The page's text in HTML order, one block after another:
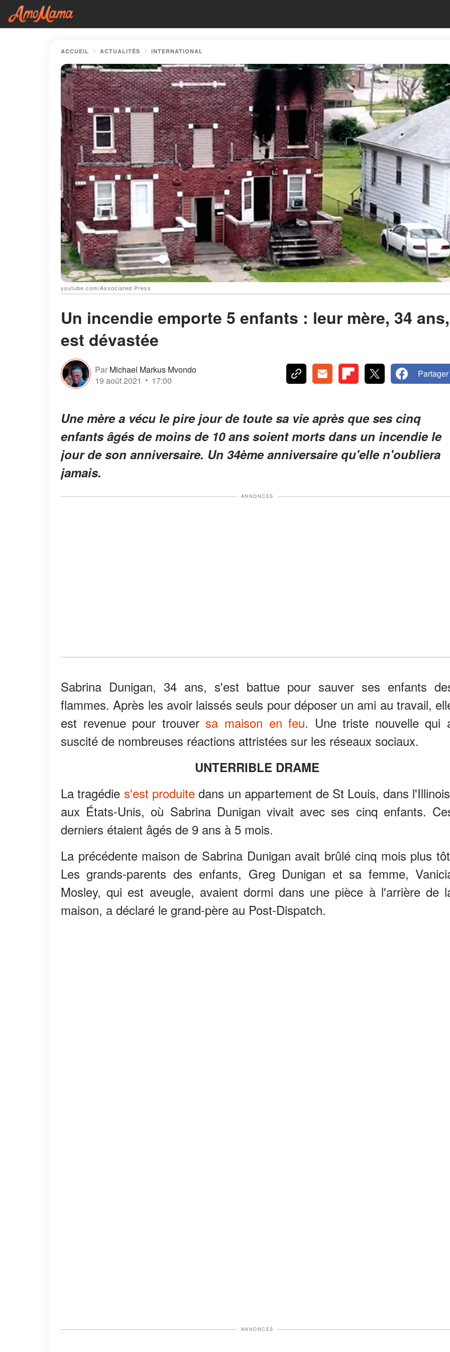
ACCUEIL ACTUALITÉS INTERNATIONAL
youtube.com/Associated Press
Un incendie emporte 5 enfants : leur mère, 34 ans,
est dévastée
Par Michael Markus Mvondo
19 août 2021
17:00
Partager
Une mère a vécu le pire jour de toute sa vie après que ses cinq
enfants âgés de moins de 10 ans soient morts dans un incendie le
jour de son anniversaire. Un 34ème anniversaire qu'elle n'oubliera
jamais.
ANNONCES
Sabrina Dunigan, 34 ans, s'est battue pour sauver ses enfants
flammes. Après les avoir laissés seuls pour déposer un ami au travail,
est revenue pour trouver sa maison en feu. Une triste nouvelle qui
suscité de nombreuses réactions attristées sur les réseaux sociaux.
UNTERRIBLE DRAME
La tragédie s'est produite dans un appartement de St Louis, dans
aux États-Unis, où Sabrina Dunigan vivait avec ses cinq enfants.
derniers étaient âgés de 9 ans à 5 mois.
La précédente maison de Sabrina Dunigan avait brûlé cinq mois plus
Les grands-parents des enfants, Greg Dunigan et sa femme,
Mosley, qui est aveugle, avaient dormi dans une pièce à l'arrière de
maison, a déclaré le grand-père au Post-Dispatch.
ANNONCES